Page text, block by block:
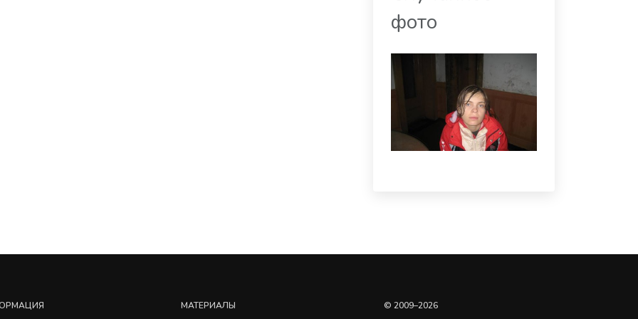
фото
МАТЕРИАЛЫ © 2009–2026